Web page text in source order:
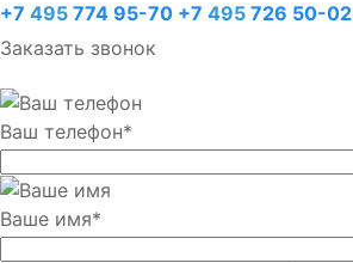
+7 495 774 95-70 +7 495 726 50-02
Заказать звонок
Ваш телефон*
Ваше имя*